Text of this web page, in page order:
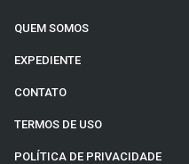
QUEM SOMOS
EXPEDIENTE
CONTATO
TERMOS DE USO
POLÍTICA DE PRIVACIDADE